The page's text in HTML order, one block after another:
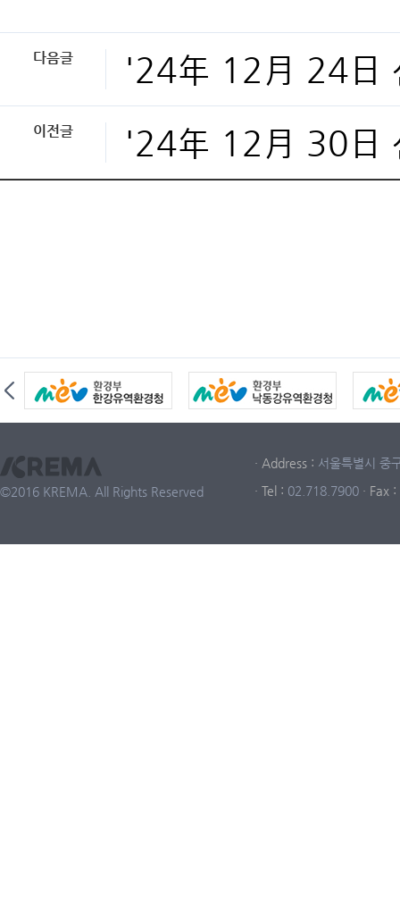
다음글 '24年 12月 24日
이전글 '24年 12月 30日
©2016 KREMA. All Rights Reserved
· Address : 서울특별시 중
· Tel : 02.718.7900 · Fax :